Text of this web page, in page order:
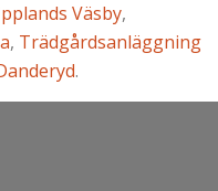
Väsby,
, Trädgårdsanläggning
.